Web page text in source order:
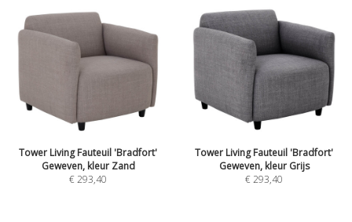
Tower Living Fauteuil 'Bradfort'
Geweven, kleur Zand
€ 293,40
Tower Living Fauteuil 'Bradfort'
Geweven, kleur Grijs
€ 293,40